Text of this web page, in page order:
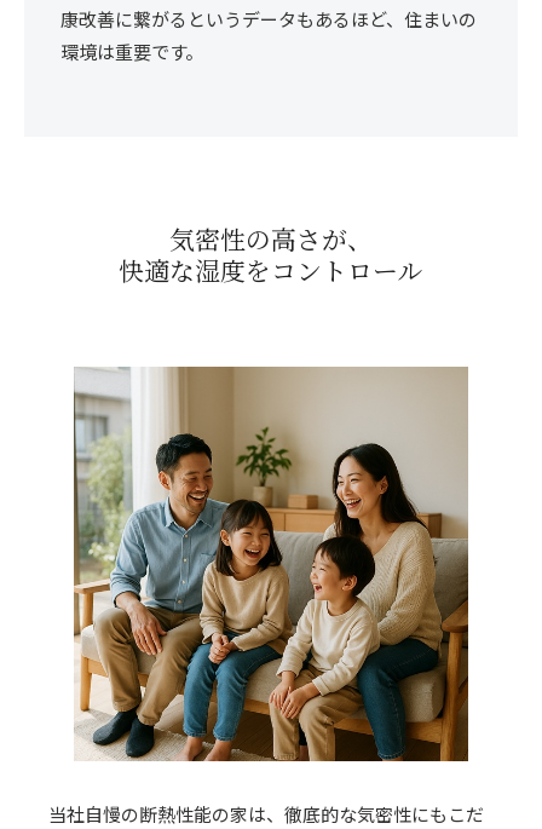
康改善に繋がるというデータもあるほど、住まいの
環境は重要です。
気密性の高さが、
快適な湿度をコントロール
当社自慢の断熱性能の家は、徹底的な気密性にもこだ